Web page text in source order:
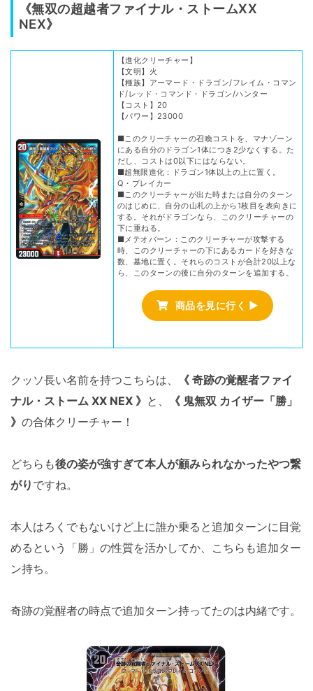
《無双の超越者ファイナル・ストームXX
NEX》
【進化クリーチャー】
【文明】火
【種族】アーマード・ドラゴン/フレイム・コマン
ド/レッド・コマンド・ドラゴン/ハンター
【コスト】20
【パワー】23000
■このクリーチャーの召喚コストを、マナゾーン
にある自分のドラゴン1体につき2少なくする。た
だし、コストは0以下にはならない。
■超無限進化：ドラゴン1体以上の上に置く。
Q・ブレイカー
■このクリーチャーが出た時または自分のターン
のはじめに、自分の山札の上から1枚目を表向きに
する。それがドラゴンなら、このクリーチャーの
下に重ねる。
■メテオバーン：このクリーチャーが攻撃する
時、このクリーチャーの下にあるカードを好きな
数、墓地に置く。それらのコストが合計20以上な
ら、このターンの後に自分のターンを追加する。
商品を見に行く ▶
クッソ長い名前を持つこちらは、
《 奇跡の覚醒者ファイ
ナル・ストーム XX NEX 》 と、
《 鬼無双 カイザー「勝」
》 の合体クリーチャー！
どちらも後の姿が強すぎて本人が顧みられなかったやつ繋
がり ですね。
本人はろくでもないけど上に誰か乗ると追加ターンに目覚
めるという「勝」の性質を活かしてか、こちらも追加ター
ン持ち。
奇跡の覚醒者の時点で追加ターン持ってたのは内緒です。